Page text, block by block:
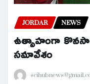
JORDAR NEWS
ఉత్సాహంగా
సమావేశం